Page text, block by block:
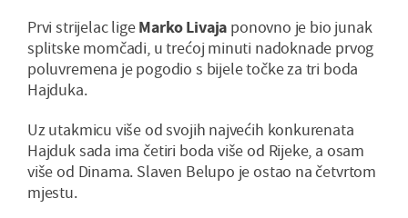
Prvi strijelac ligeMarko Livaja ponovno je bio junak
splitske momčadi, u trećoj minuti nadoknade prvog
poluvremena je pogodio s bijele točke za tri boda
Hajduka.
Uz utakmicu više od svojih najvećih konkurenata
Hajduk sada ima četiri boda više od Rijeke, a osam
više od Dinama. Slaven Belupo je ostao na četvrtom
mjestu.